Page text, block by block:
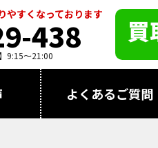
やすくなっております
438
9:15～21:00
買
よくあるご質問